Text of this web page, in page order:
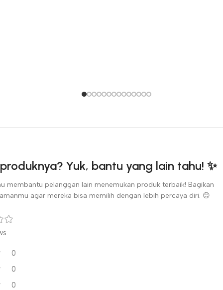
Yuk, bantu yang lain tahu! ✨
membantu pelanggan lain menemukan produk terbaik! Bagikan
agar mereka bisa memilih dengan lebih percaya diri. 😊
0
0
0